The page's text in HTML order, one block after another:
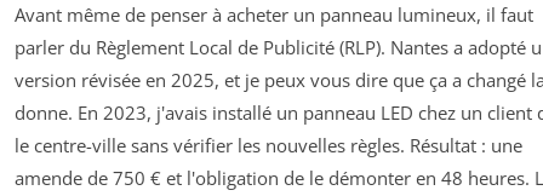
Avant même de penser à acheter un panneau lumineux, il faut
parler du Règlement Local de Publicité (RLP). Nantes a adopté
version révisée en 2025, et je peux vous dire que ça a changé
donne. En 2023, j'avais installé un panneau LED chez un client
le centre-ville sans vérifier les nouvelles règles. Résultat : une
amende de 750 € et l'obligation de le démonter en 48 heures.